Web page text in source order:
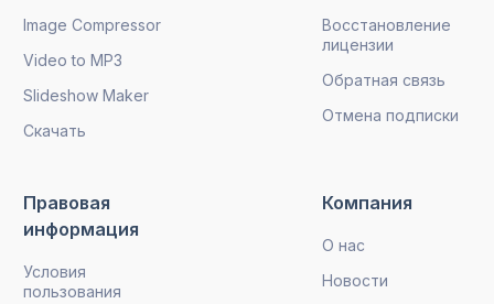
Image Compressor
Video to MP3
Slideshow Maker
Скачать
Восстановление
лицензии
Обратная связь
Отмена подписки
Правовая
информация
Условия
пользования
Компания
О нас
Новости